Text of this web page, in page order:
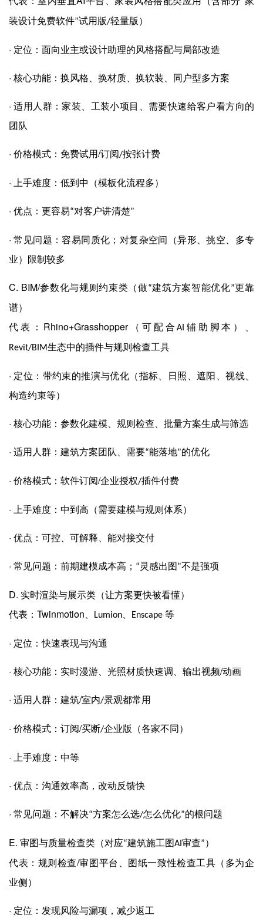
装设计免费软件”试用版/轻量版）
· 定位：面向业主或设计助理的风格搭配与局部改造
· 核心功能：换风格、换材质、换软装、同户型多方案
· 适用人群：家装、工装小项目、需要快速给客户看方向的
团队
· 价格模式：免费试用/订阅/按张计费
· 上手难度：低到中（模板化流程多）
· 优点：更容易“对客户讲清楚”
· 常见问题：容易同质化；对复杂空间（异形、挑空、多专
业）限制较多
C. BIM/参数化与规则约束类（做“建筑方案智能优化”更靠
谱）
代表： Rhino+Grasshopper（可配合AI 辅助脚本）、
Revit/BIM生态中的插件与规则检查工具
· 定位：带约束的推演与优化（指标、日照、遮阳、视线、
构造约束等）
· 核心功能：参数化建模、规则检查、批量方案生成与筛选
· 适用人群：建筑方案团队、需要“能落地”的优化
· 价格模式：软件订阅/企业授权/插件付费
· 上手难度：中到高（需要建模与规则体系）
· 优点：可控、可解释、能对接交付
· 常见问题：前期建模成本高； “灵感出图”不是强项
D. 实时渲染与展示类（让方案更快被看懂）
代表： Twinmotion Lumion Enscape 等
· 定位：快速表现与沟通
· 核心功能：实时漫游、光照材质快速调、输出视频/动画
· 适用人群：建筑/室内/景观都常用
· 价格模式：订阅/买断/企业版（各家不同）
· 上手难度：中等
· 优点：沟通效率高，改动反馈快
· 常见问题：不解决“方案怎么选/怎么优化”的根问题
E. 审图与质量检查类（对应“建筑施工图AI审查”）
代表：规则检查/审图平台、图纸一致性检查工具（多为企
业侧）
· 定位：发现风险与漏项，减少返工